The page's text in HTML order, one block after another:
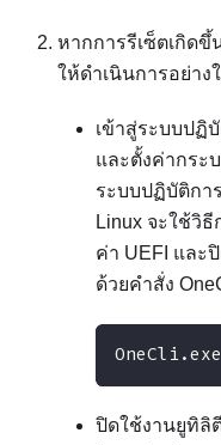
หากการรีเซ็ตเกิด
ให้ดําเนินการอย่าง
เข้าสู่ระบบปฏิ
และตั้งค่ากระ
ระบบปฏิบัติกา
Linux จะใช้วิ
ค่า UEFI และ
ด้วยคำสั่ง
OneCli.exe
ปิดใช้งานยูทิลิตี